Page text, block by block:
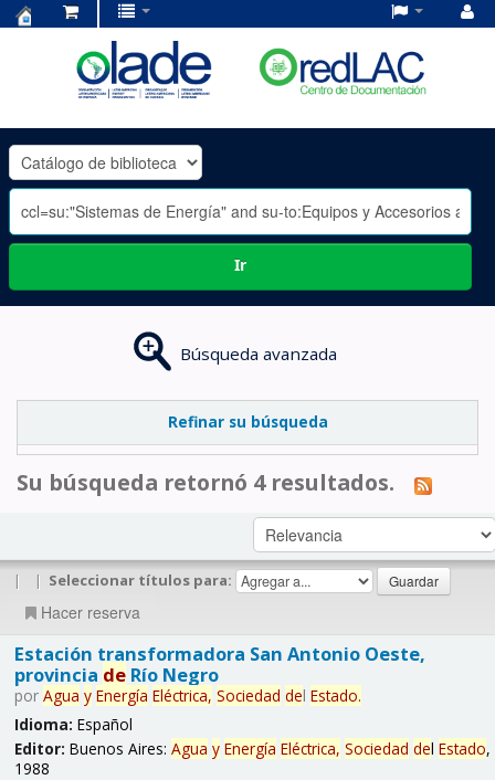
OLADE
-
Ir
Búsqueda avanzada
Refinar su búsqueda
Su búsqueda retornó 4 resultados.
| | Seleccionar títulos para:
Hacer reserva
Estación transformadora San Antonio Oeste,
provincia deRío Negro
por Agua y Energía Eléctrica, Sociedad del Estado.
Idioma: Español
Editor: Buenos Aires: Agua y Energía Eléctrica, Sociedad del Estado,
1988